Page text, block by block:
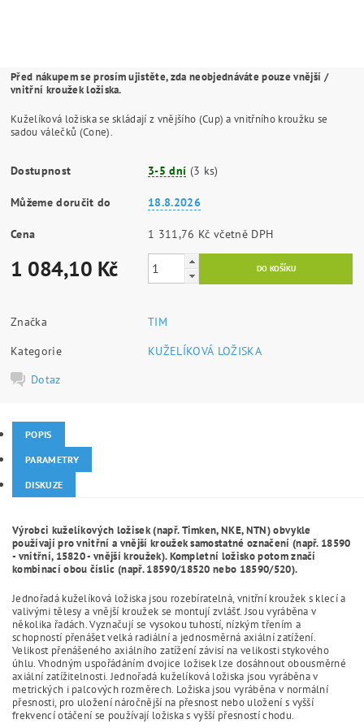
Před nákupem se prosím ujistěte, zda neobjednáváte pouze vnější /
vnitřní kroužek ložiska.
Kuželíková ložiska se skládají z vnějšího (Cup) a vnitřního kroužku se
sadou válečků (Cone).
Dostupnost 3-5 dní (3 ks)
Můžeme doručit do 18.8.2026
Cena 1 311,76 Kč včetně DPH
1 084,10 Kč
Značka
TIM
Kategorie
KUŽELÍKOVÁ LOŽISKA
Dotaz
POPIS
PARAMETRY
DISKUZE
Výrobci kuželíkových ložisek (např. Timken, NKE, NTN) obvykle
používají pro vnitřní a vnější kroužek samostatné označení (např. 18590
- vnitřní, 15820 - vnější kroužek). Kompletní ložisko potom značí
kombinací obou číslic (např. 18590/18520 nebo 18590/520).
Jednořadá kuželíková ložiska jsou rozebíratelná, vnitřní kroužek s klecí a
valivými tělesy a vnější kroužek se montují zvlášť. Jsou vyráběna v
několika řadách. Vyznačují se vysokou tuhostí, nízkým třením a
schopností přenášet velká radiální a jednosměrná axiální zatížení.
Velikost přenášeného axiálního zatížení závisí na velikosti stykového
úhlu. Vhodným uspořádáním dvojice ložisek lze dosáhnout obousměrné
axiální zatížitelnosti. Jednořadá kuželíková ložiska jsou vyráběna v
metrických i palcových rozměrech. Ložiska jsou vyráběna v normální
přesnosti, pro uložení náročnější na přesnost nebo uložení s vyšší
frekvencí otáčení se používají ložiska s vyšší přesností chodu.